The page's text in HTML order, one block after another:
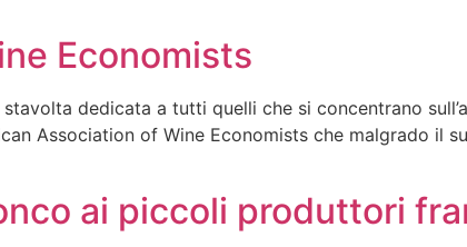
Economists
dedicata a tutti quelli che si concentrano
Association of Wine Economists che malgrado il
ai piccoli produttori